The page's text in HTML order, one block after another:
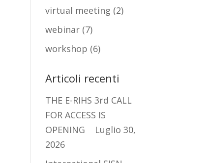
virtual meeting (2)
webinar (7)
workshop (6)
Articoli recenti
THE E-RIHS 3rd CALL
FOR ACCESS IS
OPENING
Luglio 30,
2026